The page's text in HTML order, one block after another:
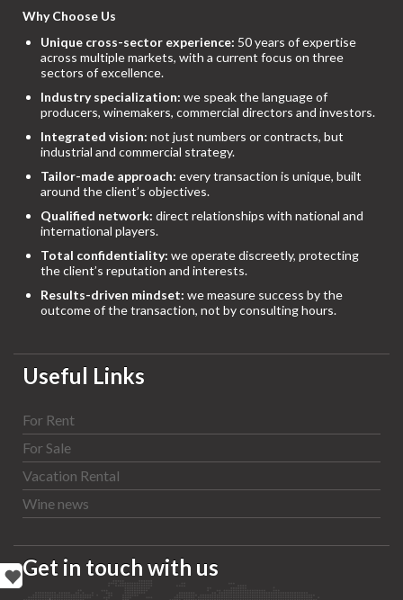
Why Choose Us
Unique cross-sector experience: 50 years of expertise
across multiple markets, with a current focus on three
sectors of excellence.
Industry specialization: we speak the language of
producers, winemakers, commercial directors and investors.
Integrated vision: not just numbers or contracts, but
industrial and commercial strategy.
Tailor-made approach: every transaction is unique, built
around the client’s objectives.
Qualified network: direct relationships with national and
international players.
Total confidentiality: we operate discreetly, protecting
the client’s reputation and interests.
Results-driven mindset: we measure success by the
outcome of the transaction, not by consulting hours.
Useful Links
For Rent
For Sale
Vacation Rental
Wine news
Get in touch with us